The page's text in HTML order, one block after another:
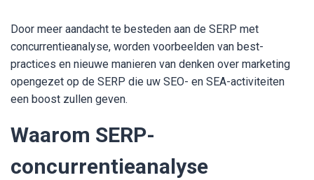
Door meer aandacht te besteden aan de SERP met
concurrentieanalyse, worden voorbeelden van best-
practices en nieuwe manieren van denken over marketing
opengezet op de SERP die uw SEO- en SEA-activiteiten
een boost zullen geven.
Waarom SERP-
concurrentieanalyse